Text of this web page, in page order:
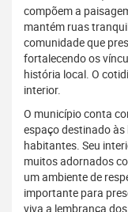
compõem a
mantém ruas
comunidade que
fortalecendo os
história local. O
interior.
O município conta
espaço destinado
habitantes. Seu
muitos adornados
um ambiente de
importante para
viva a lembrança